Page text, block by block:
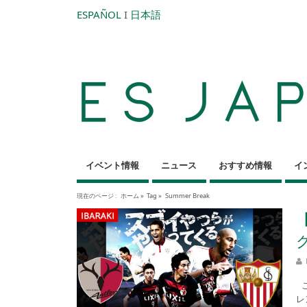
ESPAÑOL I 日本語
イベント情報 ニュース おすすめ情報 イ
現在のページ : ホーム » Tag » Summer Break